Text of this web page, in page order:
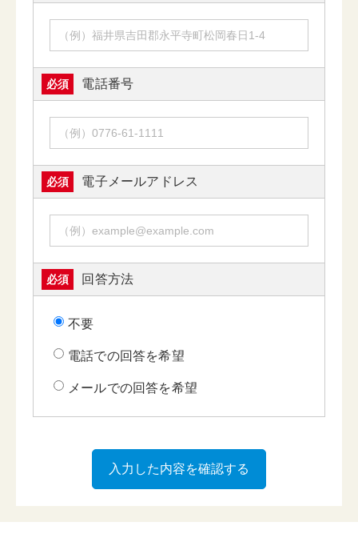
必須 電話番号
必須 電子メールアドレス
必須 回答方法
不要
電話での回答を希望
メールでの回答を希望